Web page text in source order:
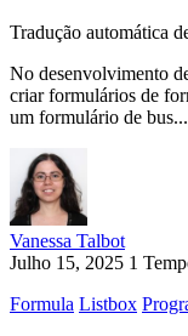
Tradução automática
No desenvolvimento
criar formulários de
um formulário de bus...
Vanessa Talbot
Julho 15, 2025 1
Formula Listbox